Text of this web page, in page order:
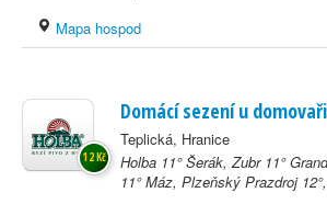
Mapa hospod
Domácí sezení u
Teplická, Hranice
Holba 11° Šerák, Zubr 11°
11° Máz, Plzeňský Prazdroj
12 Kč